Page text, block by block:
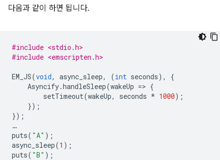
다음과 같이 하면 됩니다.
#include <stdio.h>
#include <emscripten.h>
EM_JS(void, async_sleep, (int seconds),
{
Asyncify.handleSleep(wakeUp => {
setTimeout(wakeUp, seconds * 1000);
});
});
…
puts( "A" );
async_sleep(1 );
puts( "B" );